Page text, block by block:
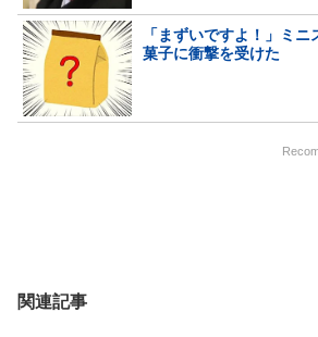
「まずいですよ！」ミ
菓子に衝撃を受けた
関連記事